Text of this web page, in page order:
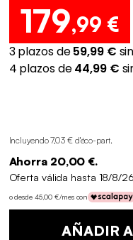
179,99 €
Incluyendo 7,03 € d'éco-part.
Ahorra 20,00 €.
Oferta válida hasta 18/8/
o desde 45,00 €/mes con
AÑADIR